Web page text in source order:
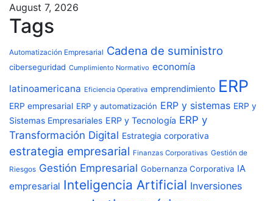
August 7, 2026
Tags
Automatización Empresarial Cadena de suministro
ciberseguridad Cumplimiento Normativo economía
latinoamericana Eficiencia Operativa emprendimiento ERP
ERP empresarial ERP y automatización ERP y sistemas ERP y
Sistemas Empresariales ERP y Tecnología ERP y
Transformación Digital Estrategia corporativa
estrategia empresarial Finanzas Corporativas Gestión de
Riesgos Gestión Empresarial Gobernanza Corporativa IA
empresarial Inteligencia Artificial Inversiones